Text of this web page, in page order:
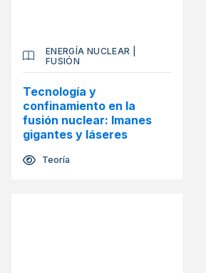
ENERGÍA NUCLEAR
FUSIÓN
Tecnología y
confinamiento en la
fusión nuclear: Imanes
gigantes y láseres
Teoría